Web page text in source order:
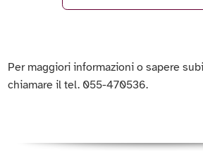
Per maggiori informazioni o sapere
chiamare il tel. 055-470536.